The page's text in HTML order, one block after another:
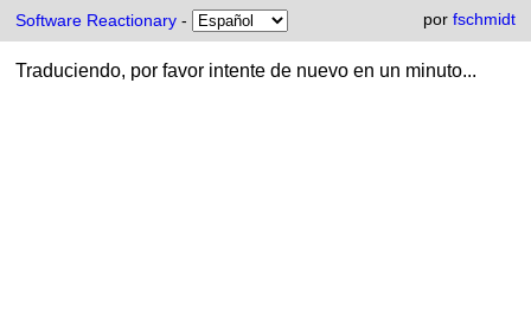
Software Reactionary - por fschmidt
Traduciendo, por favor intente de nuevo en un minuto...